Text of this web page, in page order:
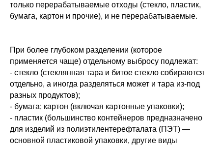
только перерабатываемые отходы (стекло, пластик,
бумага, картон и прочие), и не перерабатываемые.
При более глубоком разделении (которое
применяется чаще) отдельному выбросу подлежат:
- стекло (стеклянная тара и битое стекло собираются
отдельно, а иногда разделяться может и тара из-под
разных продуктов);
- бумага; картон (включая картонные упаковки);
- пластик (большинство контейнеров предназначено
для изделий из полиэтилентерефталата (ПЭТ) —
основной пластиковой упаковки, другие виды